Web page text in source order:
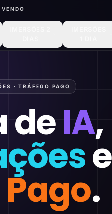
VENDO
· TRÁFEGO PAGO
deIA,
e
.